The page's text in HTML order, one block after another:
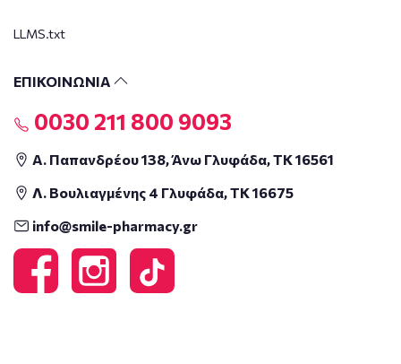
LLMS.txt
ΕΠΙΚΟΙΝΩΝΙΑ
0030 211 800 9093
Α. Παπανδρέου 138, Άνω Γλυφάδα, ΤΚ 16561
Λ. Βουλιαγμένης 4 Γλυφάδα, ΤΚ 16675
info@smile-pharmacy.gr